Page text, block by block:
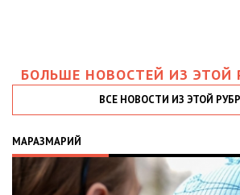
БОЛЬШЕ НОВОСТЕЙ ИЗ ЭТОЙ
ВСЕ НОВОСТИ ИЗ ЭТОЙ
МАРАЗМАРИЙ